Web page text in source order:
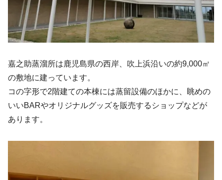
嘉之助蒸溜所は鹿児島県の西岸、吹上浜沿いの約9,000㎡
の敷地に建っています。
コの字形で2階建ての本棟には蒸留設備のほかに、眺めの
いいBARやオリジナルグッズを販売するショップなどが
あります。